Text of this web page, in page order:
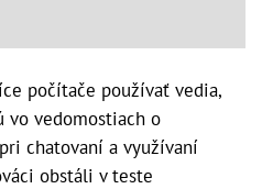
počítače používať vedia,
vo vedomostiach o
chatovaní a využívaní
obstáli v teste